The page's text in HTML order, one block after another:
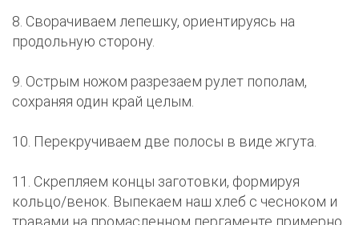
8. Сворачиваем лепешку, ориентируясь на
продольную сторону.
9. Острым ножом разрезаем рулет пополам,
сохраняя один край целым.
10. Перекручиваем две полосы в виде жгута.
11. Скрепляем концы заготовки, формируя
кольцо/венок. Выпекаем наш хлеб с чесноком и
травами на промасленном пергаменте примерно